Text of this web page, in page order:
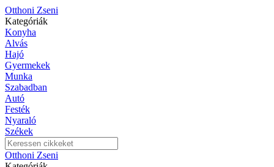
Otthoni Zseni
Kategóriák
Konyha
Alvás
Hajó
Gyermekek
Munka
Szabadban
Autó
Festék
Nyaraló
Székek
Otthoni Zseni